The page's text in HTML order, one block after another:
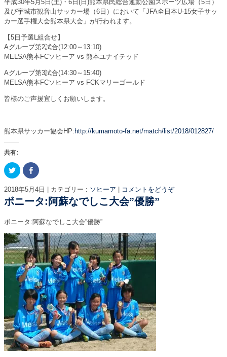
開
き
ま
す
新
し
い
ウ
ン
ド
ウ
で
開
ま
す
)
平成30年5月5日(土)・6日(日)熊本県民総合運動公園スポーツ広場（5日）
及び宇城市観音山サッカー場（6日）において「JFA全日本U-15女子サッ
カー選手権大会熊本県大会」が行われます。
【5日予選L組合せ】
Aグループ第2試合(12:00～13:10)
MELSA熊本FCソヒーア vs 熊本ユナイテッド
Aグループ第3試合(14:30～15:40)
MELSA熊本FCソヒーア vs FCKマリーゴールド
皆様のご声援宜しくお願いします。
熊本県サッカー協会HP: http://kumamoto-fa.net/match/list/2018/012827/
共有:
ク
リ
ク
し
て
T
t
e
r
で
共
有
(
新
し
い
ウ
ィ
ド
ウ
で
開
き
ま
す
)
F
a
e
b
o
o
で
共
す
る
に
は
ク
リ
ッ
ク
し
て
く
だ
さ
い
(
新
し
い
ウ
ィ
2018年5月4日 | カテゴリー : ソヒーア | コメントをどうぞ
ボニータ:阿蘇なでしこ大会”優勝”
ボニータ:阿蘇なでしこ大会”優勝”